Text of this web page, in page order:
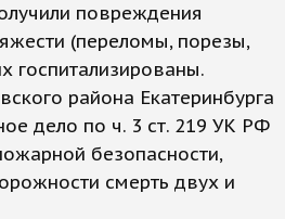
повреждения
(переломы, порезы,
госпитализированы.
района Екатеринбурга
дело по ч. 3 ст. 219 УК РФ
безопасности,
смерть двух и